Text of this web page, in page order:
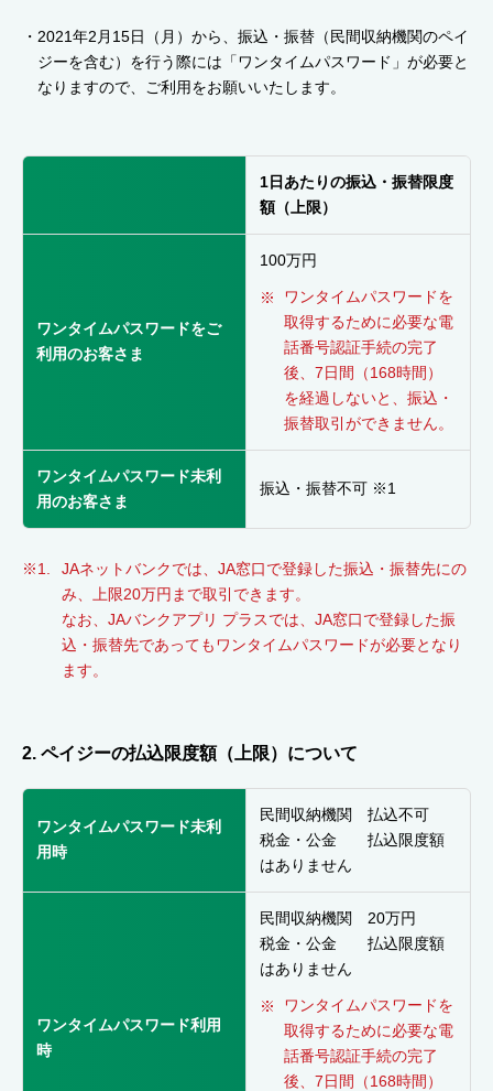
2021年2月15日（月）から、振込・振替（民間収納機関のペイ
ジーを含む）を行う際には「ワンタイムパスワード」が必要と
なりますので、ご利用をお願いいたします。
1日あたりの振込・振替限度
額（上限）
ワンタイムパスワードをご
利用のお客さま
100万円
ワンタイムパスワードを
取得するために必要な電
話番号認証手続の完了
後、7日間（168時間）
を経過しないと、振込・
振替取引ができません。
ワンタイムパスワード未利
用のお客さま
振込・振替不可 ※1
JAネットバンクでは、JA窓口で登録した振込・振替先にの
み、上限20万円まで取引できます。
なお、JAバンクアプリ プラスでは、JA窓口で登録した振
込・振替先であってもワンタイムパスワードが必要となり
ます。
2. ペイジーの払込限度額（上限）について
ワンタイムパスワード未利
用時
民間収納機関 払込不可
税金・公金 払込限度額
はありません
ワンタイムパスワード利用
時
民間収納機関 20万円
税金・公金 払込限度額
はありません
ワンタイムパスワードを
取得するために必要な電
話番号認証手続の完了
後、7日間（168時間）